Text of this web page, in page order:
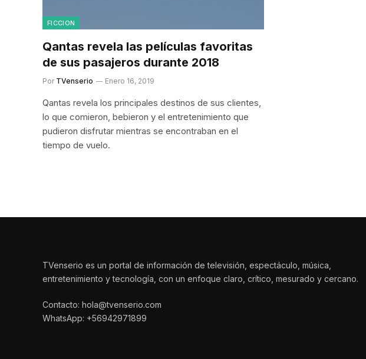
FICCION
Qantas revela las películas favoritas
de sus pasajeros durante 2018
Por TVenserio Enero 16, 2019
Qantas revela los principales destinos de sus clientes,
lo que comieron, bebieron y el entretenimiento que
pudieron disfrutar mientras se encontraban en el
tiempo de vuelo.
TVenserio es un portal de información de televisión, espectáculo, música,
entretenimiento y tecnología, con un enfoque claro, crítico, mesurado y cercano.
Contacto: hola@tvenserio.com
WhatsApp: +56942971899